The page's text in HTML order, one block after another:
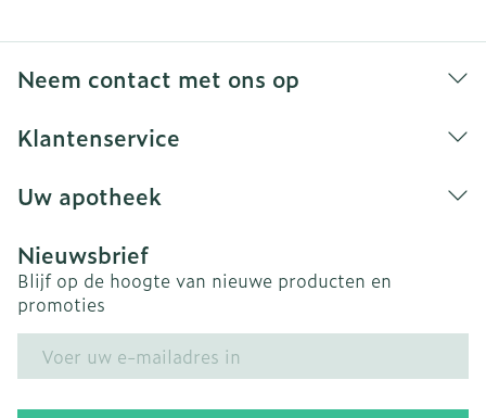
Neem contact met ons op
Klantenservice
Uw apotheek
Nieuwsbrief
Blijf op de hoogte van nieuwe producten en
promoties